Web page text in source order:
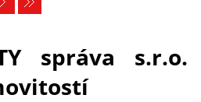
správa s.r.o.